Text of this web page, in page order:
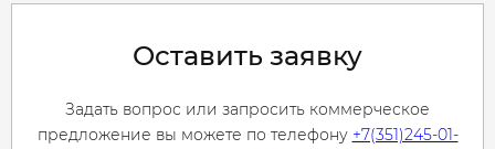
Оставить заявку
Задать вопрос или запросить коммерческое
предложение вы можете по телефону +7(351)245-01-